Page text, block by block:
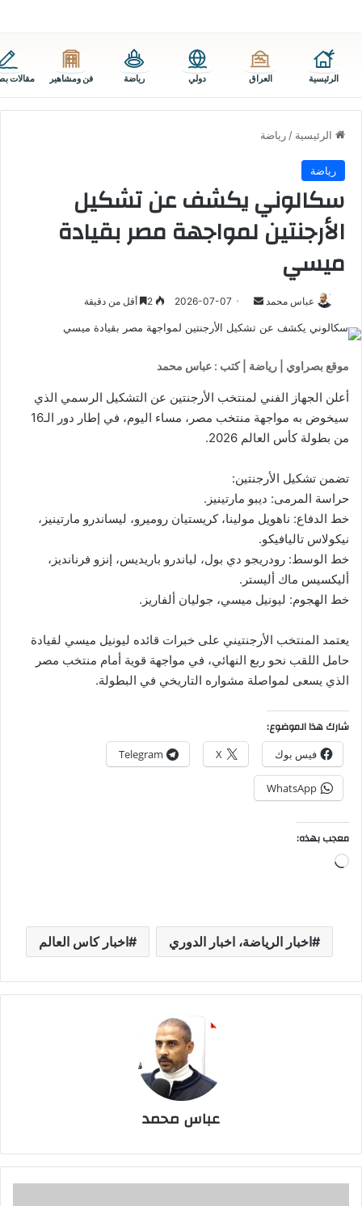
الرئيسية العراق دولي رياضة فن ومشاهير مقالات
الرئيسية / رياضة
رياضة
سكالوني يكشف عن تشكيل
الأرجنتين لمواجهة مصر بقيادة
ميسي
عباس محمد
أرسل 2026-07-07 أقل من دقيقة
موقع بصراوي | رياضة | كتب : عباس محمد
أعلن الجهاز الفني لمنتخب الأرجنتين عن التشكيل الرسمي الذي
سيخوض به مواجهة منتخب مصر، مساء اليوم، في إطار دور الـ16
من بطولة كأس العالم 2026.
تضمن تشكيل الأرجنتين:
حراسة المرمى: ديبو مارتينيز.
خط الدفاع: ناهويل مولينا، كريستيان روميرو، ليساندرو مارتينيز،
نيكولاس تاليافيكو.
خط الوسط: رودريجو دي بول، لياندرو باريديس، إنزو فرنانديز،
أليكسيس ماك أليستر.
خط الهجوم: ليونيل ميسي، جوليان ألفاريز.
يعتمد المنتخب الأرجنتيني على خبرات قائده ليونيل ميسي لقيادة
حامل اللقب نحو ربع النهائي، في مواجهة قوية أمام منتخب مصر
الذي يسعى لمواصلة مشواره التاريخي في البطولة.
شارك هذا الموضوع:
فيس بوك X
Telegram
WhatsApp
معجب بهذه:
جاري
اخبار الرياضة، اخبار الدوري اخبار كاس العالم
عباس محمد